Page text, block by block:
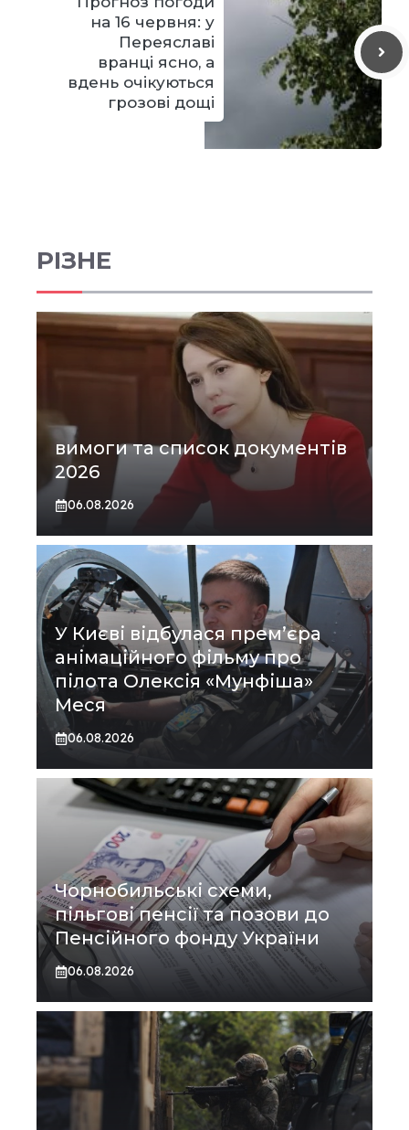
на 16 червня: у
Переяславі
вранці ясно, а
вдень очікуються
грозові дощі
РІЗНЕ
вимоги та список документів
2026
06.08.2026
У Києві відбулася прем’єра
анімаційного фільму про
пілота Олексія «Мунфіша»
Меся
06.08.2026
Чорнобильські схеми,
пільгові пенсії та позови до
Пенсійного фонду України
06.08.2026